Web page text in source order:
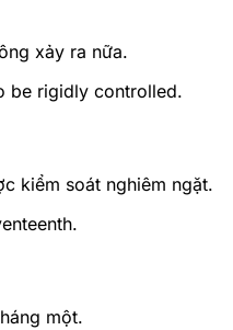
xảy ra nữa.
be rigidly controlled.
kiểm soát nghiêm ngặt.
một.